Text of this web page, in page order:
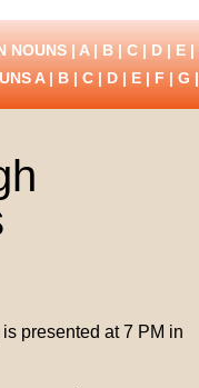
NOUNS |A|B|C|D|E|
A| B | C | D | E | F | G |
presented at 7 PM in